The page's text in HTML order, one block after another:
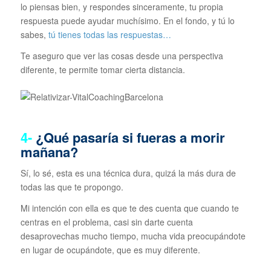
lo piensas bien, y respondes sinceramente, tu propia
respuesta puede ayudar muchísimo. En el fondo, y tú lo
sabes, tú tienes todas las respuestas…
Te aseguro que ver las cosas desde una perspectiva
diferente, te permite tomar cierta distancia.
4- ¿Qué pasaría si fueras a morir
mañana?
Sí, lo sé, esta es una técnica dura, quizá la más dura de
todas las que te propongo.
Mi intención con ella es que te des cuenta que cuando te
centras en el problema, casi sin darte cuenta
desaprovechas mucho tiempo, mucha vida preocupándote
en lugar de ocupándote, que es muy diferente.